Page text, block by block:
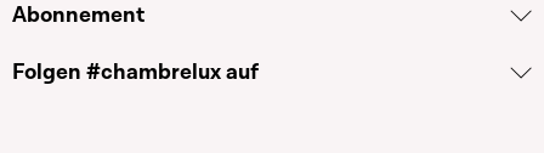
Abonnement
Folgen #chambrelux auf